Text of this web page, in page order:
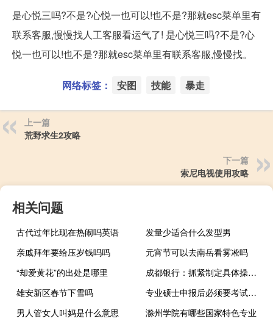
是心悦三吗?不是?心悦一也可以!也不是?那就esc菜单里有
联系客服,慢慢找人工客服看运气了! 是心悦三吗?不是?心
悦一也可以!也不是?那就esc菜单里有联系客服,慢慢找。
网络标签： 安图 技能 暴走
上一篇
荒野求生2攻略
下一篇
索尼电视使用攻略
相关问题
古代过年比现在热闹吗英语
发量少适合什么发型男
亲戚拜年要给压岁钱吗吗
元宵节可以去南岳看雾凇吗
“却爱黄花”的出处是哪里
成都银行：抓紧制定具体操作细则 尽快开展降低存量首套住房贷款利率工作
雄安新区春节下雪吗
专业硕士申报后必须要考试才能入学吗
男人管女人叫妈是什么意思
滁州学院有哪些国家特色专业